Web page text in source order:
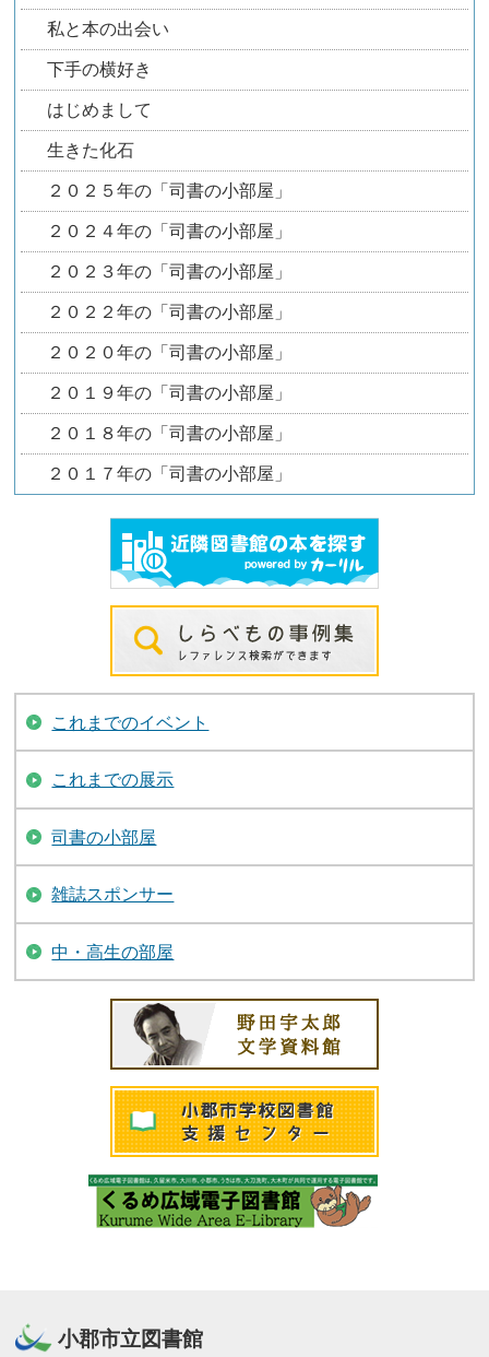
私と本の出会い
下手の横好き
はじめまして
生きた化石
２０２５年の「司書の小部屋」
２０２４年の「司書の小部屋」
２０２３年の「司書の小部屋」
２０２２年の「司書の小部屋」
２０２０年の「司書の小部屋」
２０１９年の「司書の小部屋」
２０１８年の「司書の小部屋」
２０１７年の「司書の小部屋」
これまでのイベント
これまでの展示
司書の小部屋
雑誌スポンサー
中・高生の部屋
小郡市立図書館